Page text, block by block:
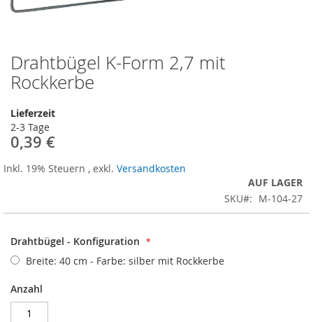
Drahtbügel K-Form 2,7 mit
Rockkerbe
Lieferzeit
2-3 Tage
0,39 €
Inkl. 19% Steuern , exkl. Versandkosten
AUF LAGER
SKU
M-104-27
Drahtbügel - Konfiguration
Breite: 40 cm - Farbe: silber mit Rockkerbe
Anzahl
Zum
Anfang
der
springen